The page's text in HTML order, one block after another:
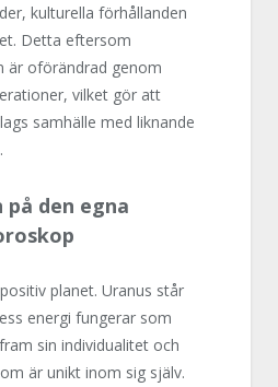
kulturella förhållanden
Detta eftersom
är oförändrad genom
vilket gör att
samhälle med liknande
på den egna
planet. Uranus står
energi fungerar som
sin individualitet och
är unikt inom sig själv.